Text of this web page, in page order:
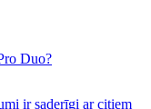
Duo?
ir saderīgi ar citiem